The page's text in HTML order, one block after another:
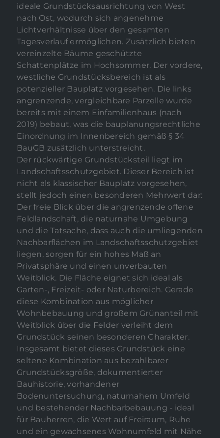
ideale Grundstücksausrichtung von West
nach Ost, wodurch sich angenehme
Lichtverhältnisse über den gesamten
Tagesverlauf ermöglichen. Zusätzlich bieten
vereinzelte Bäume geschützte
Schattenplätze im Hochsommer. Der vordere,
westliche Grundstücksbereich ist als
potenzieller Bauplatz vorgesehen. Die links
angrenzende, vergleichbare Parzelle wurde
bereits mit einem Einfamilienhaus (nach
2019) bebaut, was die bauplanungsrechtliche
Einordnung im Innenbereich gemäß § 34
BauGB zusätzlich unterstreicht.
Der rückwärtige Grundstücksteil liegt im
Landschaftsschutzgebiet. Dieser Bereich ist
nicht als klassischer Bauplatz vorgesehen,
stellt jedoch einen besonderen Mehrwert dar:
Der freie Blick über die angrenzende offene
Feldlandschaft, die naturnahe Umgebung
und die Tatsache, dass auch die umliegenden
Nachbarflächen im Landschaftsschutzgebiet
liegen, sorgen für ein hohes Maß an
Privatsphäre und einen unverbauten
Weitblick. Die Fläche eignet sich ideal als
Garten-, Freizeit- oder Naturbereich. Gerade
diese Kombination aus möglicher
Wohnbebauung und großem Grünanteil mit
Weitblick über die Felder verleiht dem
Grundstück seinen besonderen Charakter.
Insgesamt bietet dieses Grundstück eine
seltene Kombination aus bezahlbarer
Grundstücksgröße, dokumentierter
Bauhistorie, vorhandener
Bodenuntersuchung, naturnahem Umfeld
und bestehender Nachbarbebauung - ideal
für Bauherren, die Wert auf Freiraum, Ruhe
und ein gewachsenes Wohnumfeld mit Nähe